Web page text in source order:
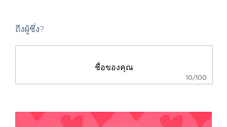
ถึงผู้ซึ่ง?
10/100